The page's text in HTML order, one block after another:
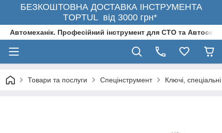
БЕЗКОШТОВНА ДОСТАВКА ІНСТРУМЕНТА
TOPTUL від 3000 грн*
Автомеханік. Професійний інструмент для СТО та
Товари та послуги Спецінструмент Ключі, спеціальні